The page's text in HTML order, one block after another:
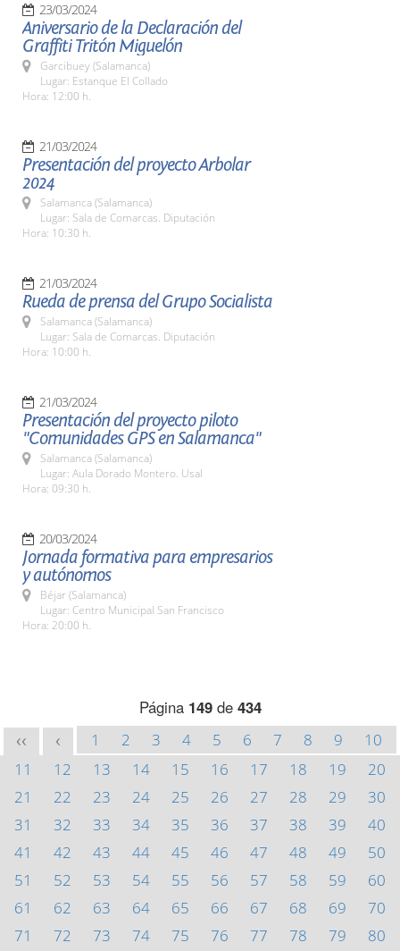
23/03/2024
Aniversario de la Declaración del
Graffiti Tritón Miguelón
Garcibuey (Salamanca)
Lugar: Estanque El Collado
Hora: 12:00 h.
21/03/2024
Presentación del proyecto Arbolar
2024
Salamanca (Salamanca)
Lugar: Sala de Comarcas. Diputación
Hora: 10:30 h.
21/03/2024
Rueda de prensa del Grupo Socialista
Salamanca (Salamanca)
Lugar: Sala de Comarcas. Diputación
Hora: 10:00 h.
21/03/2024
Presentación del proyecto piloto
"Comunidades GPS en Salamanca"
Salamanca (Salamanca)
Lugar: Aula Dorado Montero. Usal
Hora: 09:30 h.
20/03/2024
Jornada formativa para empresarios
y autónomos
Béjar (Salamanca)
Lugar: Centro Municipal San Francisco
Hora: 20:00 h.
Página 149de 434
<< < 1 2 3 4 5 6 7 8 9
10
11
12 13 14 15 16 17 18 19
20
21
22 23 24 25 26 27 28 29
30
31
32 33 34 35 36 37 38 39
40
41
42 43 44 45 46 47 48 49
50
51
52 53 54 55 56 57 58 59
60
61
62 63 64 65 66 67 68 69
70
71
72 73 74 75 76 77 78 79
80